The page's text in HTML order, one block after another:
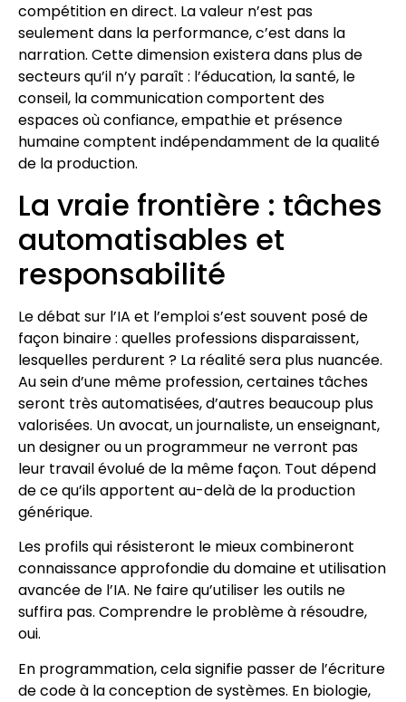
compétition en direct. La valeur n’est pas
seulement dans la performance, c’est dans la
narration. Cette dimension existera dans plus de
secteurs qu’il n’y paraît : l’éducation, la santé, le
conseil, la communication comportent des
espaces où confiance, empathie et présence
humaine comptent indépendamment de la qualité
de la production.
La vraie frontière : tâches
automatisables et
responsabilité
Le débat sur l’IA et l’emploi s’est souvent posé de
façon binaire : quelles professions disparaissent,
lesquelles perdurent ? La réalité sera plus nuancée.
Au sein d’une même profession, certaines tâches
seront très automatisées, d’autres beaucoup plus
valorisées. Un avocat, un journaliste, un enseignant,
un designer ou un programmeur ne verront pas
leur travail évolué de la même façon. Tout dépend
de ce qu’ils apportent au-delà de la production
générique.
Les profils qui résisteront le mieux combineront
connaissance approfondie du domaine et utilisation
avancée de l’IA. Ne faire qu’utiliser les outils ne
suffira pas. Comprendre le problème à résoudre,
oui.
En programmation, cela signifie passer de l’écriture
de code à la conception de systèmes. En biologie,